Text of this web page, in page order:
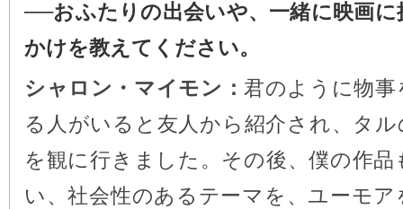
──おふたりの出会いや、一緒に映画に
かけを教えてください。
シャロン・マイモン：君のように物事
る人がいると友人から紹介され、タル
を観に行きました。その後、僕の作品
い、社会性のあるテーマを、ユーモア